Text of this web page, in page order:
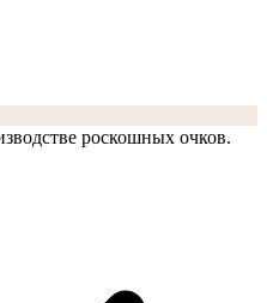
роскошных очков.